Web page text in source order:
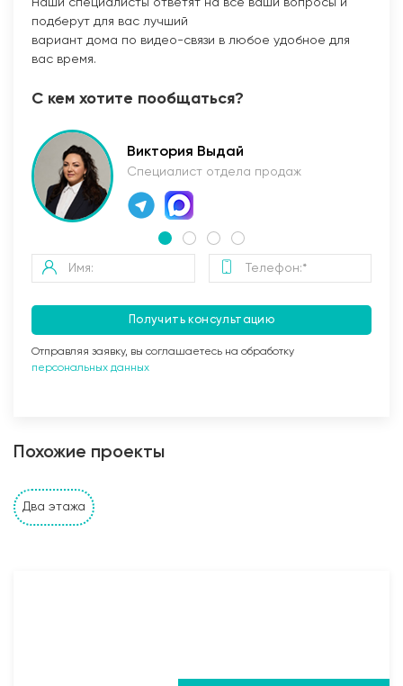
Наши специалисты ответят на все ваши вопросы и
подберут для вас лучший
вариант дома по видео-связи в любое удобное для
вас время.
С кем хотите пообщаться?
Виктория Выдай
Специалист отдела продаж
Получить консультацию
Отправляя заявку, вы соглашаетесь на обработку
персональных данных
Похожие проекты
Два этажа